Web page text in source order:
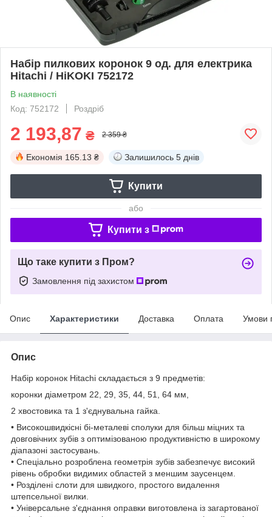
Набір пилкових коронок 9 од. для електрика
Hitachi / HiKOKI 752172
В наявності
Код: 752172
Роздріб
2 193,87 ₴ 2 359 ₴
Економія 165.13 ₴ Залишилось 5 днів
Купити
або
Купити з
Що таке купити з Пром?
Замовлення під захистом
Опис Характеристики Доставка Оплата Умови
Опис
Набір коронок Hitachi складається з 9 предметів:
коронки діаметром 22, 29, 35, 44, 51, 64 мм,
2 хвостовика та 1 з'єднувальна гайка.
• Високошвидкісні бі-металеві сполуки для більш міцних та
довговічних зубів з оптимізованою продуктивністю в широкому
діапазоні застосувань.
• Спеціально розроблена геометрія зубів забезпечує високий
рівень обробки видимих областей з меншим заусенцем.
• Розділені слоти для швидкого, простого видалення
штепсельної вилки.
• Універсальне з'єднання оправки виготовлена із загартованої